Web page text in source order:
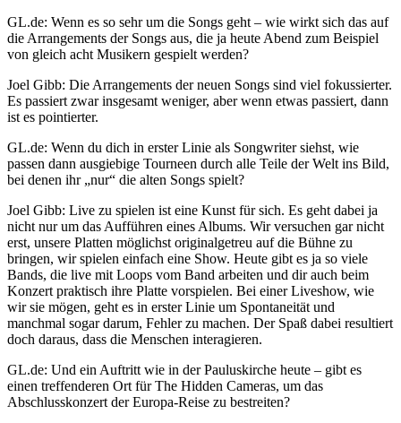
GL.de: Wenn es so sehr um die Songs geht – wie wirkt sich das auf
die Arrangements der Songs aus, die ja heute Abend zum Beispiel
von gleich acht Musikern gespielt werden?
Joel Gibb: Die Arrangements der neuen Songs sind viel fokussierter.
Es passiert zwar insgesamt weniger, aber wenn etwas passiert, dann
ist es pointierter.
GL.de: Wenn du dich in erster Linie als Songwriter siehst, wie
passen dann ausgiebige Tourneen durch alle Teile der Welt ins Bild,
bei denen ihr „nur“ die alten Songs spielt?
Joel Gibb: Live zu spielen ist eine Kunst für sich. Es geht dabei ja
nicht nur um das Aufführen eines Albums. Wir versuchen gar nicht
erst, unsere Platten möglichst originalgetreu auf die Bühne zu
bringen, wir spielen einfach eine Show. Heute gibt es ja so viele
Bands, die live mit Loops vom Band arbeiten und dir auch beim
Konzert praktisch ihre Platte vorspielen. Bei einer Liveshow, wie
wir sie mögen, geht es in erster Linie um Spontaneität und
manchmal sogar darum, Fehler zu machen. Der Spaß dabei resultiert
doch daraus, dass die Menschen interagieren.
GL.de: Und ein Auftritt wie in der Pauluskirche heute – gibt es
einen treffenderen Ort für The Hidden Cameras, um das
Abschlusskonzert der Europa-Reise zu bestreiten?